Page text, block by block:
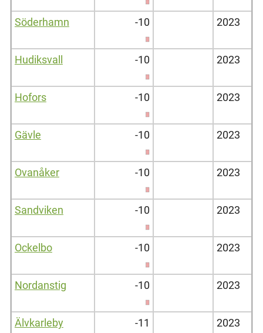
Söderhamn -10 2023
Hudiksvall -10 2023
Hofors -10 2023
Gävle -10 2023
Ovanåker -10 2023
Sandviken -10 2023
Ockelbo -10 2023
Nordanstig -10 2023
Älvkarleby -11 2023